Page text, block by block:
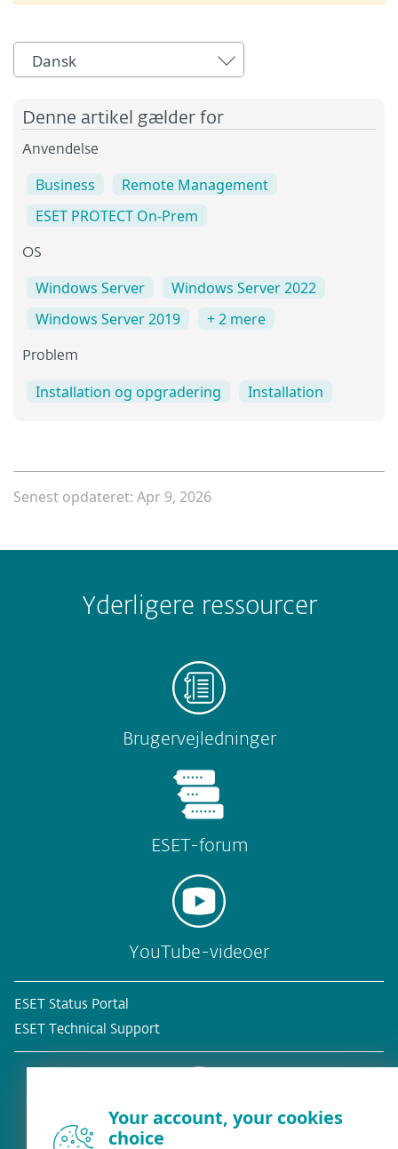
Dansk
Denne artikel gælder for
Anvendelse
Business
Remote Management
ESET PROTECT On-Prem
OS
Windows Server
Windows Server 2022
Windows Server 2019
+ 2 mere
Problem
Installation og opgradering Installation
Senest opdateret: Apr 9, 2026
Yderligere ressourcer
Brugervejledninger
ESET-forum
YouTube-videoer
ESET Status Portal
ESET Technical Support
Eksisterende kunde?
Your account, your cookies
choice